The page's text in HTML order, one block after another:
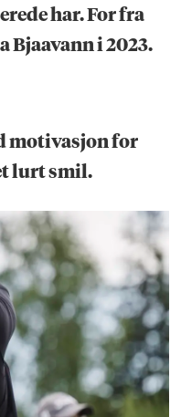
har. For fra
Bjaavann i 2023.
motivasjon for
lurt smil.